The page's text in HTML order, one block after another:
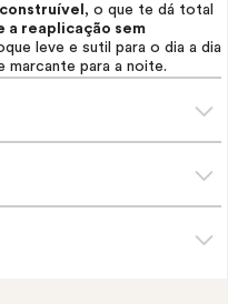
, o que te dá total
a reaplicação sem
leve e sutil para o dia a dia
marcante para a noite.